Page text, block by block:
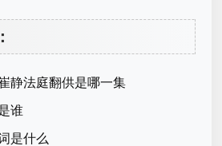
静法庭翻供是哪一集
谁
是什么